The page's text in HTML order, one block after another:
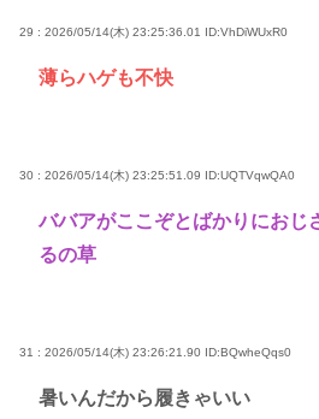
29 : 2026/05/14(木) 23:25:36.01 ID:VhDiWUxR0
薄らハゲも不快
30 : 2026/05/14(木) 23:25:51.09 ID:UQTVqwQA0
ババアがここぞとばかりにおじ
るの草
31 : 2026/05/14(木) 23:26:21.90 ID:BQwheQqs0
暑いんだから履きゃいい